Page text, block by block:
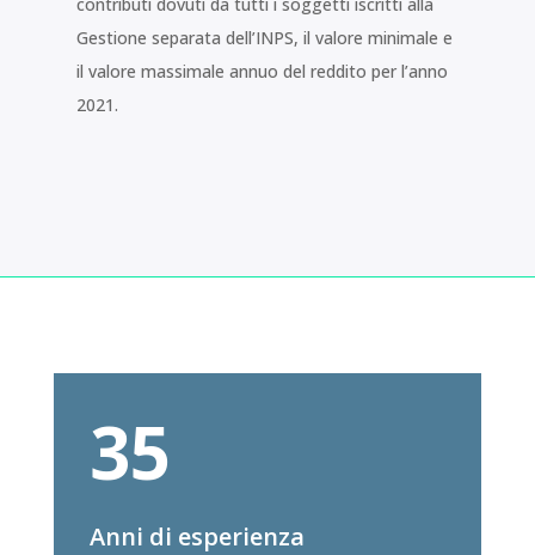
contributi dovuti da tutti i soggetti iscritti alla
Gestione separata dell’INPS, il valore minimale e
il valore massimale annuo del reddito per l’anno
2021.
35
Anni di esperienza